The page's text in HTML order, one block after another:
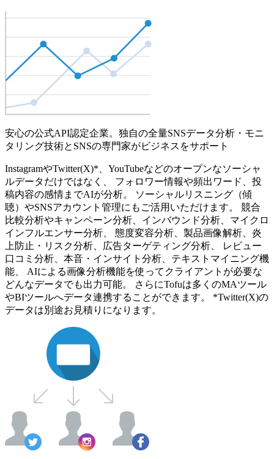
安心の公式API認定企業。独自の全量SNSデータ分析・モニ
タリング技術とSNSの専門家がビジネスをサポート
InstagramやTwitter(X)*、YouTubeなどのオープンなソーシャ
ルデータだけではなく、 フォロワー情報や頻出ワード、投
稿内容の感情までAIが分析。 ソーシャルリスニング（傾
聴）やSNSアカウント管理にもご活用いただけます。 競合
比較分析やキャンペーン分析、インバウンド分析、マイクロ
インフルエンサー分析、 態度変容分析、製品画像解析、炎
上防止・リスク分析、広告ターゲティング分析、 レビュー
口コミ分析、本音・インサイト分析、テキストマイニング機
能、 AIによる画像分析機能を使ってクライアントが必要な
どんなデータでも出力可能。 さらにTofuは多くのMAツール
やBIツールへデータ連携することができます。 *Twitter(X)の
データは別途お見積りになります。